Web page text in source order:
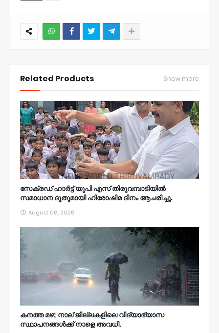
Related Products Show more
സേക്രഡ് ഹാർട്ട് യുപി എസ് തിരുവമ്പാടിയിൽ
സമാധാന ദൂതുമായി ഹിരോഷിമ ദിനം ആചരിച്ചു.
August 06, 2026
കനത്ത മഴ; നാല്‌ ജില്ലകളിലെ വിദ്യാഭ്യാസ
സ്ഥാപനങ്ങൾക്ക് നാളെ അവധി.